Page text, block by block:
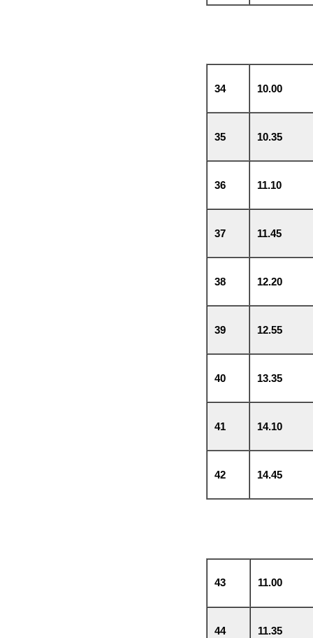
34 10.00
35 10.35
36 11.10
37 11.45
38 12.20
39 12.55
40 13.35
41 14.10
42 14.45
43 11.00
44 11.35